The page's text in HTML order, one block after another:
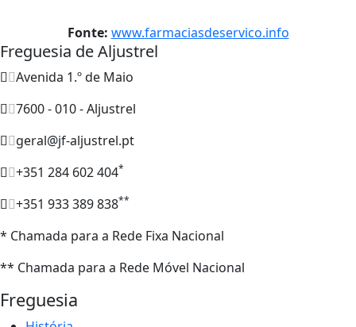
Fonte: www.farmaciasdeservico.info
Freguesia de Aljustrel
Avenida 1.º de Maio
7600 - 010 - Aljustrel
geral@jf-aljustrel.pt
+351 284 602 404*
+351 933 389 838**
* Chamada para a Rede Fixa Nacional
** Chamada para a Rede Móvel Nacional
Freguesia